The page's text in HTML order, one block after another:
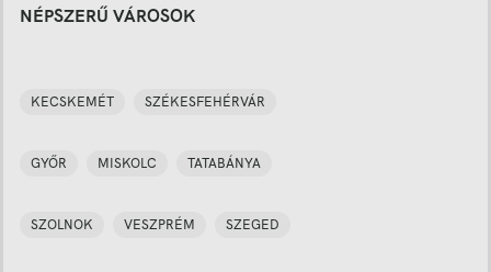
NÉPSZERŰ VÁROSOK
KECSKEMÉT SZÉKESFEHÉRVÁR
GYŐR MISKOLC TATABÁNYA
SZOLNOK VESZPRÉM SZEGED